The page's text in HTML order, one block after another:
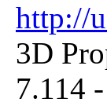
http://
3D
7.114